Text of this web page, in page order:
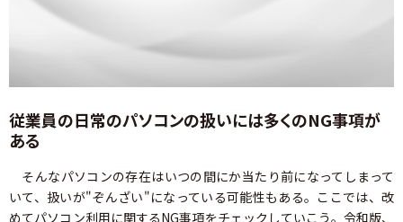
従業員の日常のパソコンの扱いには多くのNG事項が
ある
そんなパソコンの存在はいつの間にか当たり前になってしまって
いて、扱いが"ぞんざい"になっている可能性もある。ここでは、改
めてパソコン利用に関するNG事項をチェックしていこう。令和版、